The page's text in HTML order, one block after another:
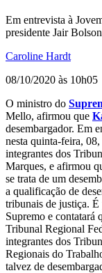
Em entrevista à
presidente Jair
Caroline Hardt
08/10/2020 às 10h05
O ministro do
Mello, afirmou que
desembargador. Em
nesta quinta-feira,
integrantes dos
Marques, e afirmou
se trata de um
a qualificação de
tribunais de justiça.
Supremo e contatará
Tribunal Regional
integrantes dos
Regionais do
talvez de